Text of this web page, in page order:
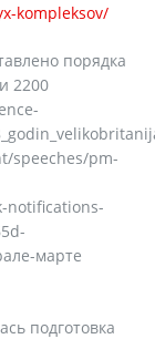
kompleksov/
порядка
2200
speeches/pm-
notifications-
марте
подготовка